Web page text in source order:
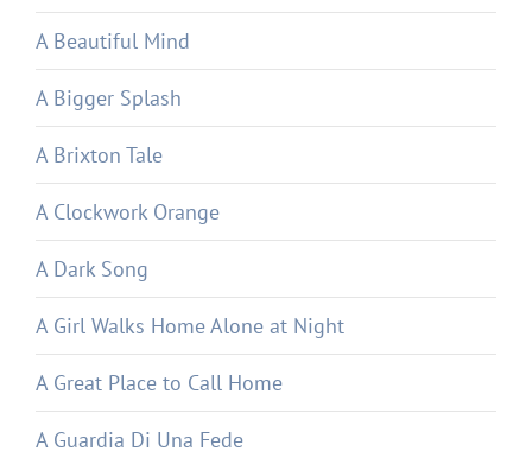
A Beautiful Mind
A Bigger Splash
A Brixton Tale
A Clockwork Orange
A Dark Song
A Girl Walks Home Alone at Night
A Great Place to Call Home
A Guardia Di Una Fede